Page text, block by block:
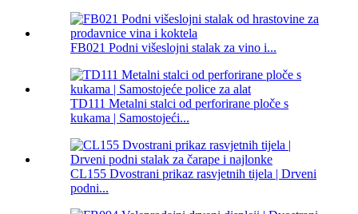
FB021 Podni višeslojni stalak za vino i...
TD111 Metalni stalci od perforirane ploče s
kukama | Samostojeći...
CL155 Dvostrani prikaz rasvjetnih tijela | Drveni
podni...